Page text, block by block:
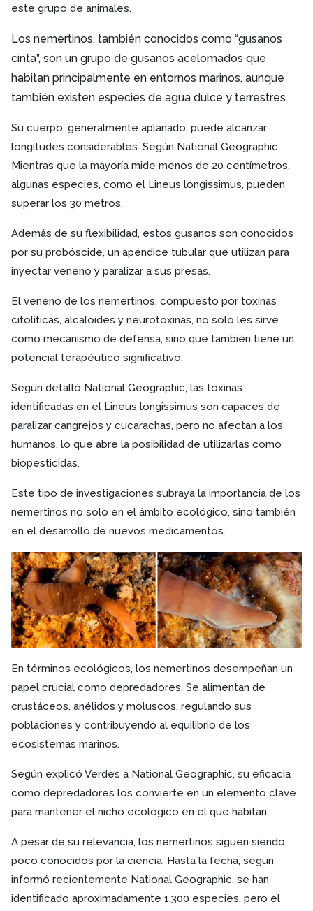
este grupo de animales.
Los nemertinos, también conocidos como “gusanos
cinta”, son un grupo de gusanos acelomados que
habitan principalmente en entornos marinos, aunque
también existen especies de agua dulce y terrestres.
Su cuerpo, generalmente aplanado, puede alcanzar
longitudes considerables. Según National Geographic,
Mientras que la mayoría mide menos de 20 centímetros,
algunas especies, como el Lineus longissimus, pueden
superar los 30 metros.
Además de su flexibilidad, estos gusanos son conocidos
por su probóscide, un apéndice tubular que utilizan para
inyectar veneno y paralizar a sus presas.
El veneno de los nemertinos, compuesto por toxinas
citolíticas, alcaloides y neurotoxinas, no solo les sirve
como mecanismo de defensa, sino que también tiene un
potencial terapéutico significativo.
Según detalló National Geographic, las toxinas
identificadas en el Lineus longissimus son capaces de
paralizar cangrejos y cucarachas, pero no afectan a los
humanos, lo que abre la posibilidad de utilizarlas como
biopesticidas.
Este tipo de investigaciones subraya la importancia de los
nemertinos no solo en el ámbito ecológico, sino también
en el desarrollo de nuevos medicamentos.
En términos ecológicos, los nemertinos desempeñan un
papel crucial como depredadores. Se alimentan de
crustáceos, anélidos y moluscos, regulando sus
poblaciones y contribuyendo al equilibrio de los
ecosistemas marinos.
Según explicó Verdes a National Geographic, su eficacia
como depredadores los convierte en un elemento clave
para mantener el nicho ecológico en el que habitan.
A pesar de su relevancia, los nemertinos siguen siendo
poco conocidos por la ciencia. Hasta la fecha, según
informó recientemente National Geographic, se han
identificado aproximadamente 1.300 especies, pero el